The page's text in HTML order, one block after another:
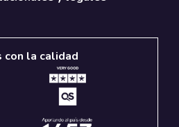
con la calidad